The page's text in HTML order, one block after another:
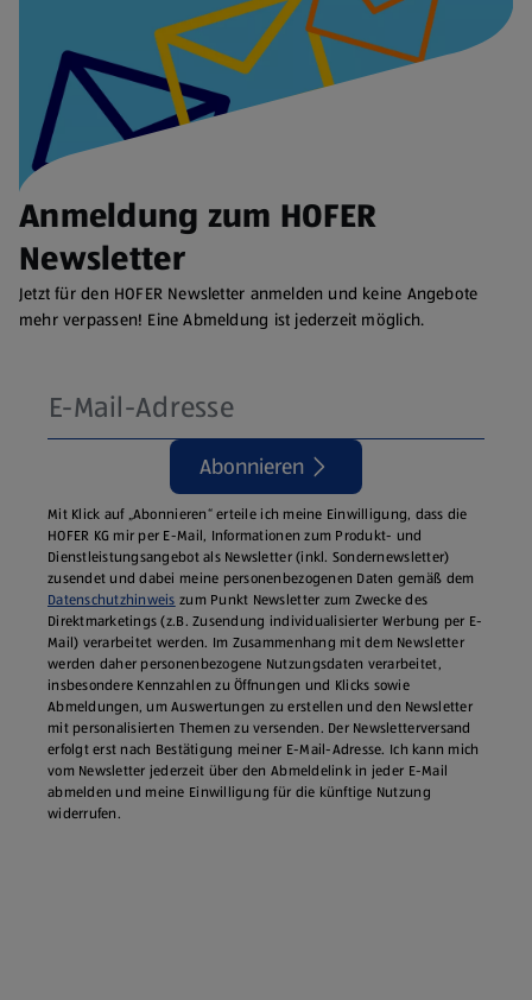
Anmeldung zum HOFER
Newsletter
Jetzt für den HOFER Newsletter anmelden und keine Angebote
mehr verpassen! Eine Abmeldung ist jederzeit möglich.
Abonnieren
Mit Klick auf „Abonnieren“ erteile ich meine Einwilligung, dass die
HOFER KG mir per E-Mail, Informationen zum Produkt- und
Dienstleistungsangebot als Newsletter (inkl. Sondernewsletter)
zusendet und dabei meine personenbezogenen Daten gemäß dem
Datenschutzhinweis zum Punkt Newsletter zum Zwecke des
Direktmarketings (z.B. Zusendung individualisierter Werbung per E-
Mail) verarbeitet werden. Im Zusammenhang mit dem Newsletter
werden daher personenbezogene Nutzungsdaten verarbeitet,
insbesondere Kennzahlen zu Öffnungen und Klicks sowie
Abmeldungen, um Auswertungen zu erstellen und den Newsletter
mit personalisierten Themen zu versenden. Der Newsletterversand
erfolgt erst nach Bestätigung meiner E-Mail-Adresse. Ich kann mich
vom Newsletter jederzeit über den Abmeldelink in jeder E‑Mail
abmelden und meine Einwilligung für die künftige Nutzung
widerrufen.